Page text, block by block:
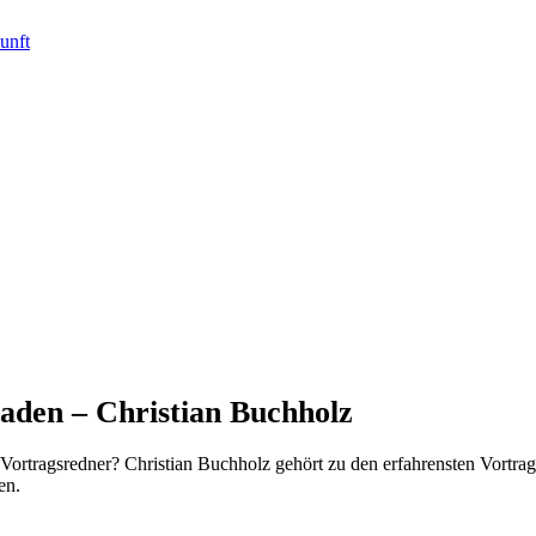
– Christian Buchholz
Christian Buchholz gehört zu den erfahrensten